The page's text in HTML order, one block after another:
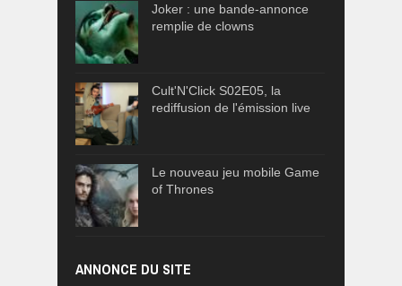
Joker : une bande-annonce
remplie de clowns
Cult'N'Click S02E05, la
rediffusion de l'émission live
Le nouveau jeu mobile Game
of Thrones
ANNONCE DU SITE